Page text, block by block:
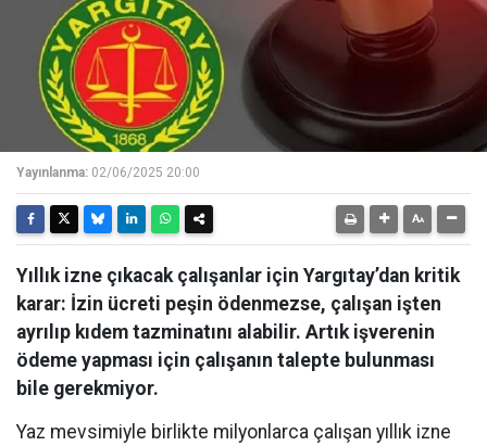
Yayınlanma: 02/06/2025 20:00
Yıllık izne çıkacak çalışanlar için Yargıtay’dan kritik
karar: İzin ücreti peşin ödenmezse, çalışan işten
ayrılıp kıdem tazminatını alabilir. Artık işverenin
ödeme yapması için çalışanın talepte bulunması
bile gerekmiyor.
Yaz mevsimiyle birlikte milyonlarca çalışan yıllık izne